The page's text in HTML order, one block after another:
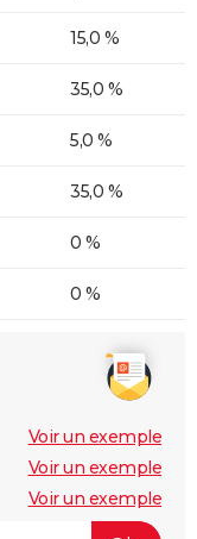
15,0 %
35,0 %
5,0 %
35,0 %
0 %
0 %
Voir un exemple
Voir un exemple
Voir un exemple